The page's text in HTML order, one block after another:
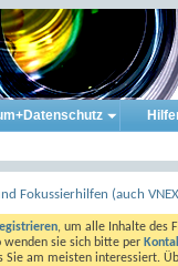
Fokussierhilfen (auch
, um alle Inhalte des
wenden sie sich bitte per
Sie am meisten